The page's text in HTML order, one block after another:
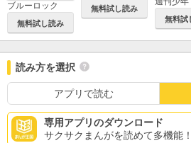
ブルーロック
無料試し読み
無料試し読み
無料試
読み方を選択
アプリで読む
専用アプリのダウンロード
サクサクまんがを読めて多機能！